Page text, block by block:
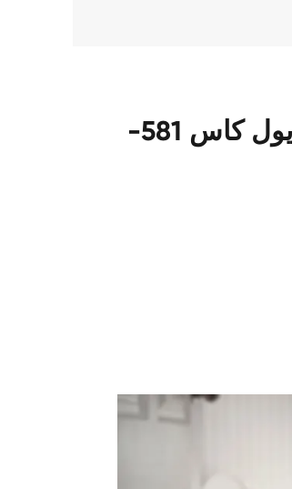
مزايا فريدة من نوعها ل 2,6-النفثالينديول كاس 581-